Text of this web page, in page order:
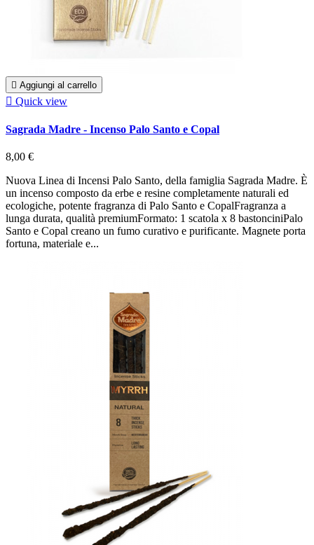
 Aggiungi al carrello
 Quick view
Sagrada Madre - Incenso Palo Santo e Copal
8,00 €
Nuova Linea di Incensi Palo Santo, della famiglia Sagrada Madre. È
un incenso composto da erbe e resine completamente naturali ed
ecologiche, potente fragranza di Palo Santo e CopalFragranza a
lunga durata, qualità premiumFormato: 1 scatola x 8 bastonciniPalo
Santo e Copal creano un fumo curativo e purificante. Magnete porta
fortuna, materiale e...